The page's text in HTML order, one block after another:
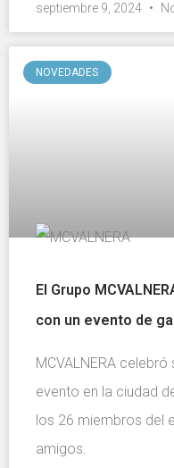
septiembre 9, 2024
NOVEDADES
El Grupo
con un evento de
MCVALNERA
evento en la ciudad
los 26 miembros del
amigos.